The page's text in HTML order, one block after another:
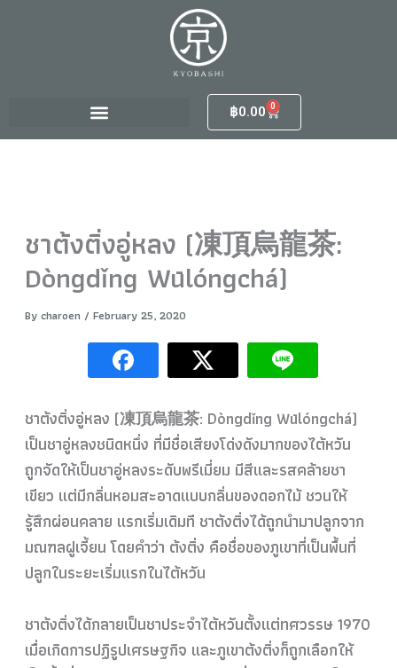
฿0.00 0
Cart
ชาต้งติ่งอู่หลง (凍頂烏龍茶:
Dòngdǐng Wūlóngchá)
Bycharoen / February 25, 2020
ชาต้งติ่งอู่หลง (凍頂烏龍茶: Dòngdǐng Wūlóngchá)
เป็นชาอู่หลงชนิดหนึ่ง ที่มีชื่อเสียงโด่งดังมากของไต้หวัน
ถูกจัดให้เป็นชาอู่หลงระดับพรีเมี่ยม มีสีและรสคล้ายชา
เขียว แต่มีกลิ่นหอมสะอาดแบบกลิ่นของดอกไม้ ชวนให้
รู้สึกผ่อนคลาย แรกเริ่มเดิมที ชาต้งติ่งได้ถูกนำมาปลูกจาก
มณฑลฝูเจี้ยน โดยคำว่า ต้งติ่ง คือชื่อของภูเขาที่เป็นพื้นที่
ปลูกในระยะเริ่มแรกในไต้หวัน
ชาต้งติ่งได้กลายเป็นชาประจำไต้หวันตั้งแต่ทศวรรษ 1970
เมื่อเกิดการปฏิรูปเศรษฐกิจ และภูเขาต้งติ่งก็ถูกเลือกให้